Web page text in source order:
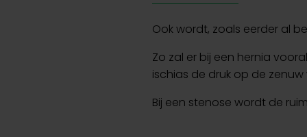
Ook wordt, zoals eerder al
Zo zal er bij een hernia
ischias de druk op de
Bij een stenose wordt de